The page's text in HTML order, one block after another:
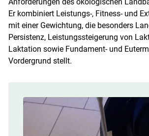
Er kombiniert Leistungs-, Fitness- und
mit einer Gewichtung, die besonders
Persistenz, Leistungssteigerung von
Laktation sowie Fundament- und
Vordergrund stellt.